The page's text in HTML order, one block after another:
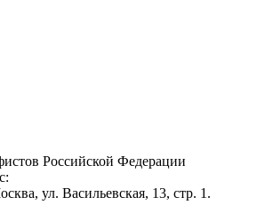
Российской Федерации
ул. Васильевская, 13, стр. 1.